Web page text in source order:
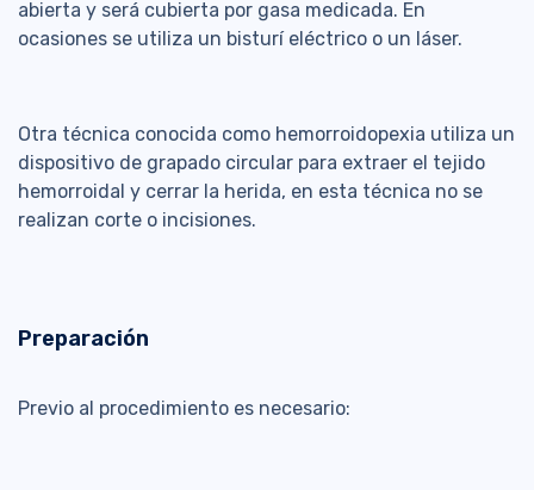
abierta y será cubierta por gasa medicada. En
ocasiones se utiliza un bisturí eléctrico o un láser.
Otra técnica conocida como hemorroidopexia utiliza un
dispositivo de grapado circular para extraer el tejido
hemorroidal y cerrar la herida, en esta técnica no se
realizan corte o incisiones.
Preparación
Previo al procedimiento es necesario: